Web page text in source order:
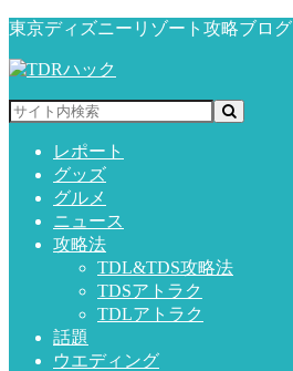
東京ディズニーリゾート攻略ブログ
レポート
グッズ
グルメ
ニュース
攻略法
TDL&TDS攻略法
TDSアトラク
TDLアトラク
話題
ウエディング